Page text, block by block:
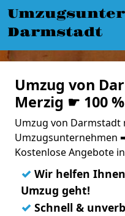
Darmstadt
Umzug von
Merzig ☛ 100
Umzug von Darmstadt
Umzugsunternehmen
Kostenlose Angebote
✓ Wir helfen
Umzug geht!
✓ Schnell &